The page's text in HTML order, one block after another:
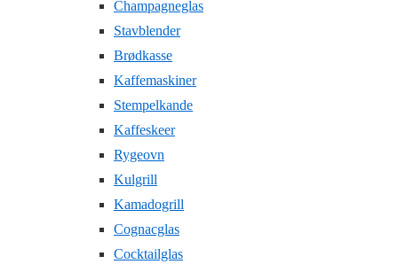
Champagneglas
Stavblender
Brødkasse
Kaffemaskiner
Stempelkande
Kaffeskeer
Rygeovn
Kulgrill
Kamadogrill
Cognacglas
Cocktailglas